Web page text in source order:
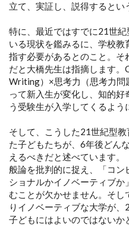
立て、実証し、説得するとい
特に、最近ではすでに21世
いる現状を鑑みるに、学校
指す必要があるとのこと。そ
だと大橋先生は指摘します。
Writing）×思考力（思考力問
って新入生が変化し、知的
う受験生が入学してくるよう
そして、こうした21世紀型
た子どもたちが、6年後どん
えるべきだと述べています
般論を批判的に捉え、「コン
ショナルかイノベーティブ
むことが欠かせません。そし
りイノベーティブな大学が
子どもにはよいのではないか